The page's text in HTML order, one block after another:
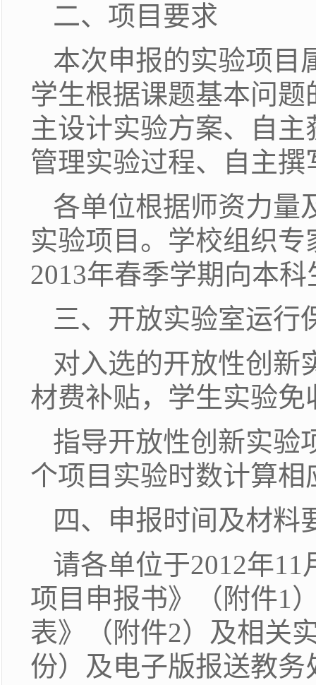
二、项目要求
本次申报的实验项目
学生根据课题基本问
主设计实验方案、自
管理实验过程、自主撰
各单位根据师资力量
实验项目。学校组织
2013年春季学期向本
三、开放实验室运行
对入选的开放性创新
材费补贴，学生实验免
指导开放性创新实验
个项目实验时数计算
四、申报时间及材料
请各单位于2012年
项目申报书》（附件1
表》（附件2）及相关
份）及电子版报送教